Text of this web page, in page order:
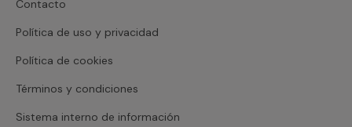
Contacto
Política de uso y privacidad
Política de cookies
Términos y condiciones
Sistema interno de información